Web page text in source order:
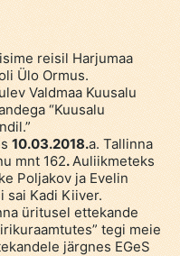
reisil Harjumaa
Ülo Ormus.
Valdmaa Kuusalu
“Kuusalu
10.03.2018.a. Tallinna
mnt 162.Auliikmeteks
Poljakov ja Evelin
sai Kadi Kiiver.
üritusel ettekande
tegi meie
järgnes EGeS